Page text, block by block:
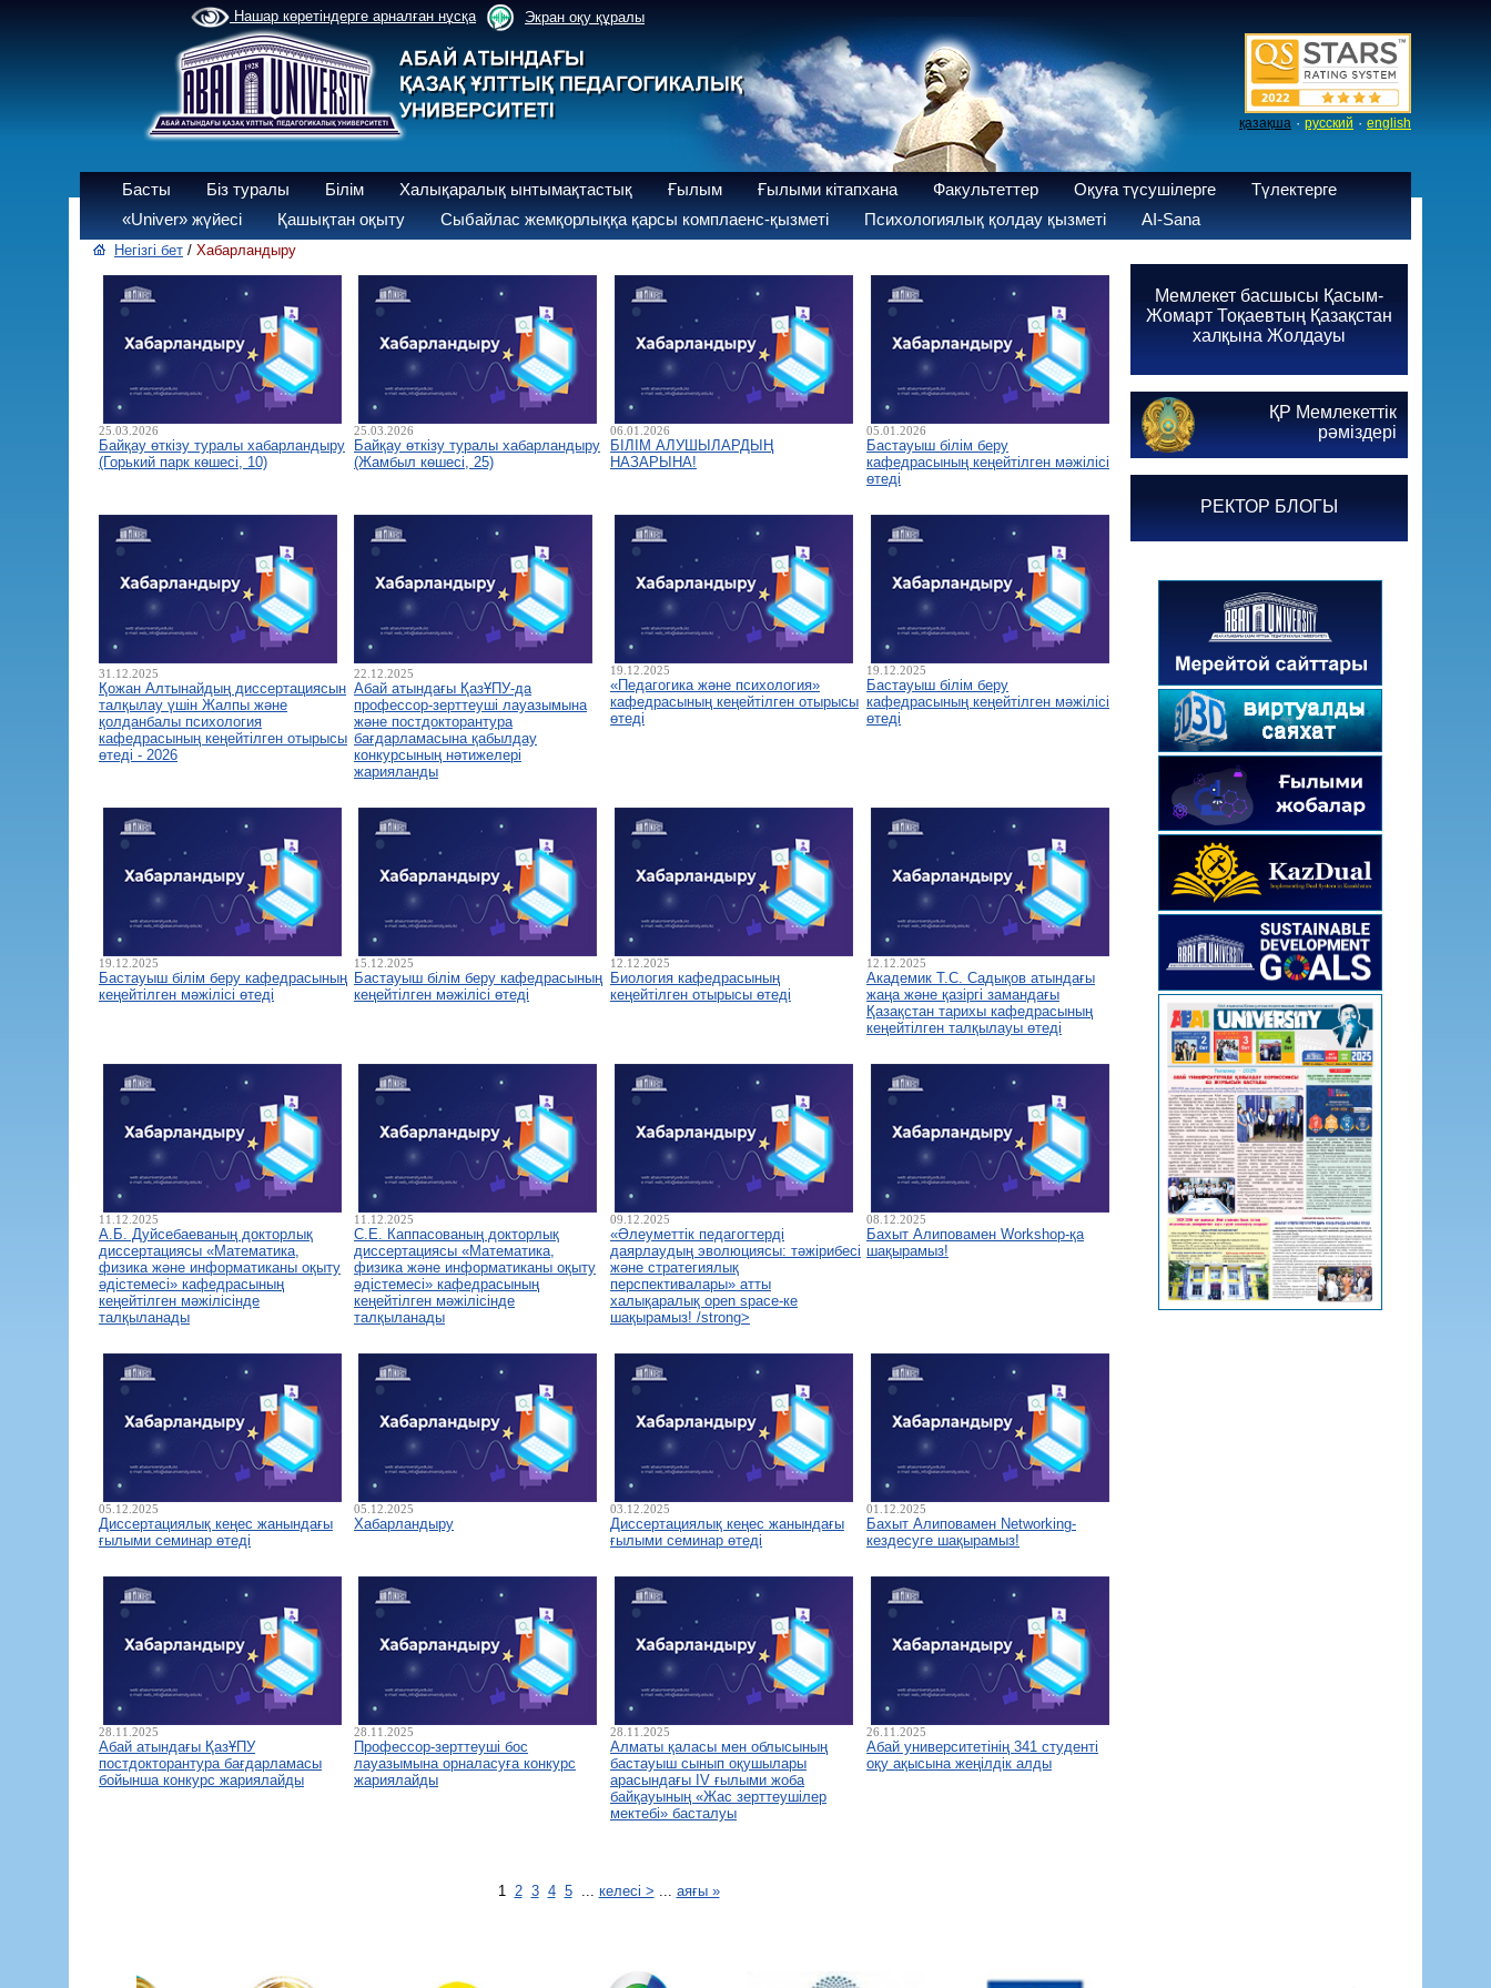
Нашар көретіндерге арналған нұсқа Экран оқу құралы
қазақша · русский · english
Басты Біз туралы Білім Халықаралық ынтымақтастық Ғылым Ғылыми кітапхана Факультеттер Оқуға түсушілерге
Түлектерге
«Univer» жүйесі
Қашықтан оқыту Сыбайлас жемқорлыққа қарсы комплаенс-қызметі Психологиялық қолдау қызметі AI-Sana
Негізгі бет / Хабарландыру
25.03.2026
Байқау өткізу туралы хабарландыру
(Горький парк көшесі, 10)
25.03.2026
Байқау өткізу туралы хабарландыру
(Жамбыл көшесі, 25)
06.01.2026
БІЛІМ АЛУШЫЛАРДЫҢ
НАЗАРЫНА!
05.01.2026
Бастауыш білім беру
кафедрасының кеңейтілген мәжілісі
өтеді
31.12.2025
Қожан Алтынайдың диссертациясын
талқылау үшін Жалпы және
қолданбалы психология
кафедрасының кеңейтілген отырысы
өтеді - 2026
22.12.2025
Абай атындағы ҚазҰПУ-да
профессор-зерттеуші лауазымына
және постдокторантура
бағдарламасына қабылдау
конкурсының нәтижелері
жарияланды
19.12.2025
«Педагогика және психология»
кафедрасының кеңейтілген отырысы
өтеді
19.12.2025
Бастауыш білім беру
кафедрасының кеңейтілген мәжілісі
өтеді
19.12.2025
Бастауыш білім беру кафедрасының
кеңейтілген мәжілісі өтеді
15.12.2025
Бастауыш білім беру кафедрасының
кеңейтілген мәжілісі өтеді
12.12.2025
Биология кафедрасының
кеңейтілген отырысы өтеді
12.12.2025
Академик Т.С. Садықов атындағы
жаңа және қазіргі замандағы
Қазақстан тарихы кафедрасының
кеңейтілген талқылауы өтеді
11.12.2025
А.Б. Дуйсебаеваның докторлық
диссертациясы «Математика,
физика және информатиканы оқыту
әдістемесі» кафедрасының
кеңейтілген мәжілісінде
талқыланады
11.12.2025
С.Е. Каппасованың докторлық
диссертациясы «Математика,
физика және информатиканы оқыту
әдістемесі» кафедрасының
кеңейтілген мәжілісінде
талқыланады
09.12.2025
«Әлеуметтік педагогтерді
даярлаудың эволюциясы: тәжірибесі
және стратегиялық
перспективалары» атты
халықаралық open space-ке
шақырамыз! /strong>
08.12.2025
Бахыт Алиповамен Workshop-қа
шақырамыз!
05.12.2025
Диссертациялық кеңес жанындағы
ғылыми семинар өтеді
05.12.2025
Хабарландыру
03.12.2025
Диссертациялық кеңес жанындағы
ғылыми семинар өтеді
01.12.2025
Бахыт Алиповамен Networking-
кездесуге шақырамыз!
28.11.2025
Абай атындағы ҚазҰПУ
постдокторантура бағдарламасы
бойынша конкурс жариялайды
28.11.2025
Профессор-зерттеуші бос
лауазымына орналасуға конкурс
жариялайды
28.11.2025
Алматы қаласы мен облысының
бастауыш сынып оқушылары
арасындағы IV ғылыми жоба
байқауының «Жас зерттеушілер
мектебі» басталуы
26.11.2025
Абай университетінің 341 студенті
оқу ақысына жеңілдік алды
1 2 3 4 5... келесі > ... аяғы »
Мемлекет басшысы Қасым-
Жомарт Тоқаевтың Қазақстан
халқына Жолдауы
ҚР Мемлекеттік
рәміздері
РЕКТОР БЛОГЫ